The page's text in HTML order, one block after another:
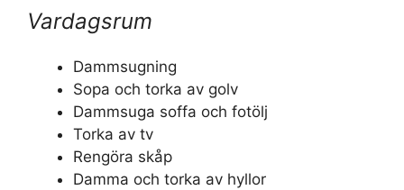
Vardagsrum
Dammsugning
Sopa och torka av golv
Dammsuga soffa och fotölj
Torka av tv
Rengöra skåp
Damma och torka av hyllor